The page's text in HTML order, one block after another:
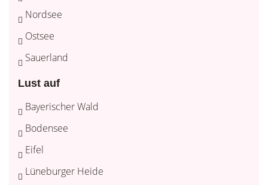
Nordsee
Ostsee
Sauerland
Lust auf
Bayerischer Wald
Bodensee
Eifel
Lüneburger Heide